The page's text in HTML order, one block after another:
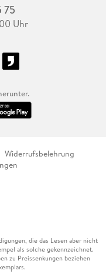
75
Uhr
Widerrufsbelehrung
die das Lesen aber nicht
als solche gekennzeichnet.
zu Preissenkungen beziehen